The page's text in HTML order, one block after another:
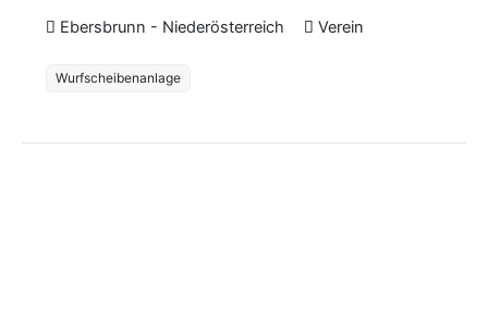
Ebersbrunn - Niederösterreich Verein
Wurfscheibenanlage